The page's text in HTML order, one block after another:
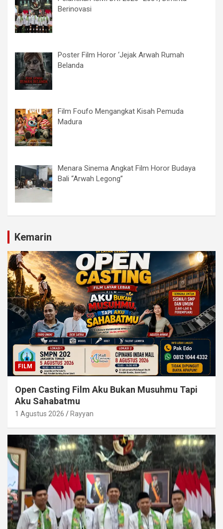
Berinovasi
Poster Film Horor ‘Jejak Arwah Rumah
Belanda
Film Foufo Mengangkat Kisah Pemuda
Madura
Menara Sinema Angkat Film Horor Budaya
Bali “Arwah Legong”
Kemarin
FILM
Open Casting Film Aku Bukan Musuhmu Tapi
Aku Sahabatmu
1 Agustus 2026 Rayyan